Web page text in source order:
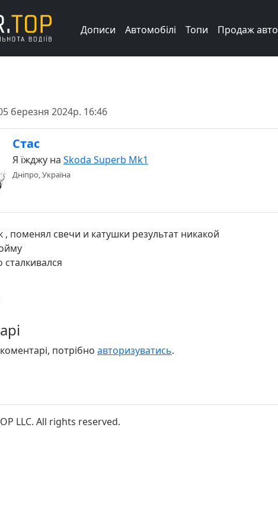
Дописи Автомобілі Топи Продаж авто
березня 2024р. 16:46
Стас
Я їжджу на Skoda Superb Mk1
Дніпро, Україна
поменял свечи и катушки результат никакой
сталкивался
потрібно авторизуватись.
LLC. All rights reserved.